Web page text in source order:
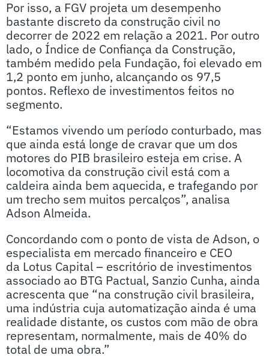
Por isso, a FGV projeta um desempenho
bastante discreto da construção civil no
decorrer de 2022 em relação a 2021. Por outro
lado, o Índice de Confiança da Construção,
também medido pela Fundação, foi elevado em
1,2 ponto em junho, alcançando os 97,5
pontos. Reflexo de investimentos feitos no
segmento.
“Estamos vivendo um período conturbado, mas
que ainda está longe de cravar que um dos
motores do PIB brasileiro esteja em crise. A
locomotiva da construção civil está com a
caldeira ainda bem aquecida, e trafegando por
um trecho sem muitos percalços”, analisa
Adson Almeida.
Concordando com o ponto de vista de Adson, o
especialista em mercado financeiro e CEO
da Lotus Capital – escritório de investimentos
associado ao BTG Pactual, Sanzio Cunha, ainda
acrescenta que “na construção civil brasileira,
uma indústria cuja automatização ainda é uma
realidade distante, os custos com mão de obra
representam, normalmente, mais de 40% do
total de uma obra.”